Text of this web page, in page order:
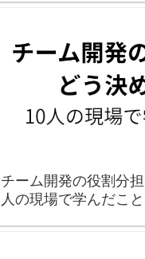
チーム開発の役割分
人の現場で学んだこと